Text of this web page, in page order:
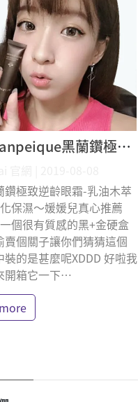
涵沛Hanpeique黑蘭鑽極致逆齡眼霜 Yuan 媛媛兒 體驗分享
鑽極致逆齡眼霜-乳油木萃
保濕～媛媛兒真心推薦
個很有質感的黑+金硬盒
賣個關子讓你們猜猜這個
裝的是甚麼呢XDDD 好啦我
開箱它一下⋯